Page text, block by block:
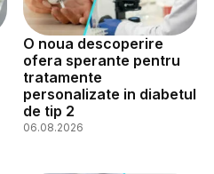
O noua descoperire
ofera sperante pentru
tratamente
personalizate in diabetul
de tip 2
06.08.2026